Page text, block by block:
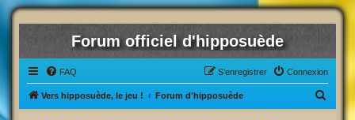
Forum officiel d'hipposuède
FAQ Connexion
S’enregistrer
Vers hipposuède, le jeu ! Forum d'hipposuède